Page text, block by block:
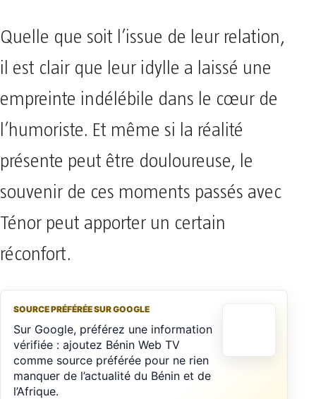
Quelle que soit l’issue de leur relation,
il est clair que leur idylle a laissé une
empreinte indélébile dans le cœur de
l’humoriste. Et même si la réalité
présente peut être douloureuse, le
souvenir de ces moments passés avec
Ténor peut apporter un certain
réconfort.
SOURCE PRÉFÉRÉE SUR GOOGLE
Sur Google, préférez une information
vérifiée : ajoutez Bénin Web TV
comme source préférée pour ne rien
manquer de l’actualité du Bénin et de
l’Afrique.